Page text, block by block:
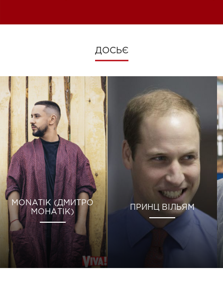
ДОСЬЄ
MONATIK (ДМИТРО
МОНАТІК)
ПРИНЦ ВІЛЬЯМ